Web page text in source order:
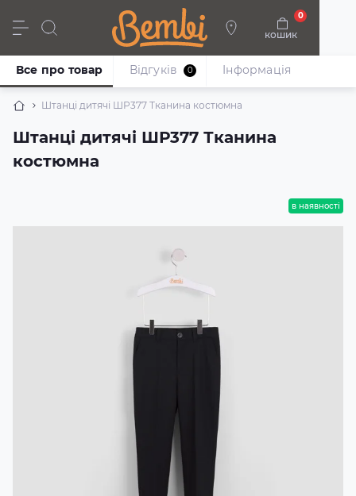
кошик
0
Дівчата Хлопці Немовлята Взуття
Штанці дитячі ШР377 Тканина костюмна
Штанці дитячі ШР377 Тканина
костюмна
Все про товар Відгуків 0 Iнформація
в наявності